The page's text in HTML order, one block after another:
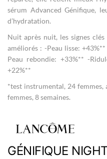
GÉNIFIQUE
sérum Advanced Génifique,
d’hydratation.​
Nuit après nuit, les signes
améliorés :​ -Peau lisse:
Peau rebondie: +33%**​ -
+22%**​
*test instrumental, 24 femmes,
femmes, 8 semaines.